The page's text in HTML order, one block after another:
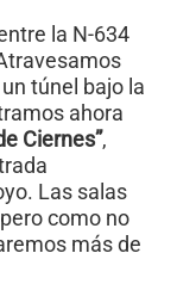
la N-634
túnel bajo la
ahora
Ciernes”,
Las salas
como no
más de